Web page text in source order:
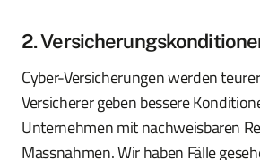
2.
Cyber-Versicherungen werden
Versicherer geben bessere
Unternehmen mit nachweisbaren
Massnahmen. Wir haben Fälle